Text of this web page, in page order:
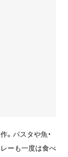
。パスタや魚・
ーも一度は食べ